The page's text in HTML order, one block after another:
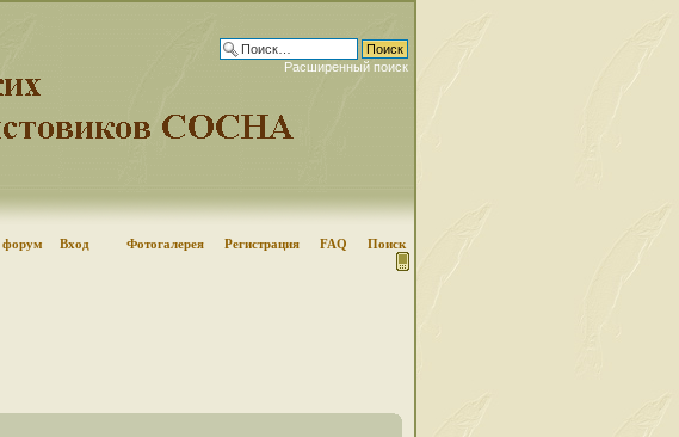
Расширенный поиск
форум Вход Фотогалерея Регистрация FAQ Поиск